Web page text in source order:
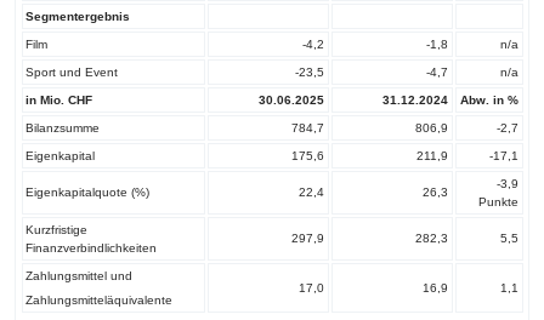
Segmentergebnis
Film -4,2 -1,8 n/a
Sport und Event -23,5 -4,7 n/a
in Mio. CHF 30.06.2025 31.12.2024 Abw. in %
Bilanzsumme 784,7 806,9 -2,7
Eigenkapital 175,6 211,9 -17,1
Eigenkapitalquote (%) 22,4 26,3
-3,9
Punkte
Kurzfristige
Finanzverbindlichkeiten
297,9 282,3 5,5
Zahlungsmittel und
Zahlungsmitteläquivalente
17,0 16,9 1,1